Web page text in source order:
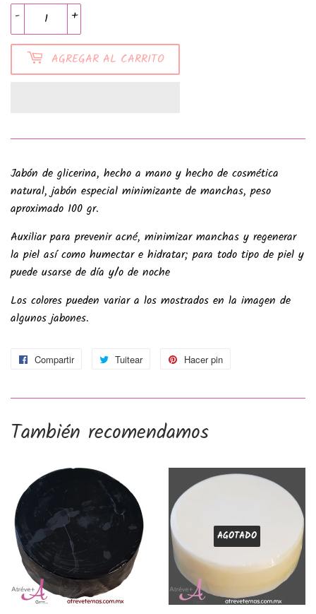
+
-
AGREGAR AL CARRITO
Jabón de glicerina, hecho a mano y hecho de cosmética
natural, jabón especial minimizante de manchas, peso
aproximado 100 gr.
Auxiliar para prevenir acné, minimizar manchas y regenerar
la piel así como humectar e hidratar; para todo tipo de piel y
puede usarse de día y/o de noche
Los colores pueden variar a los mostrados en la imagen de
algunos jabones.
Compartir
Compartir
Facebook
Tuitear
Tuitear
Twitter
Hacer pin
Pinterest
También recomendamos
AGOTADO